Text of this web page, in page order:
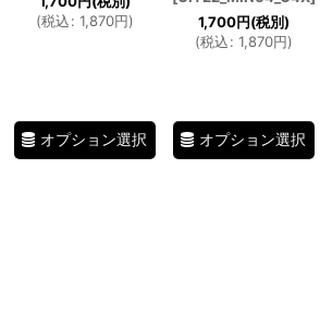
(税込: 1,870円)
オプション選択
1,700円(税別)
(税込: 1,870円)
オプション選択